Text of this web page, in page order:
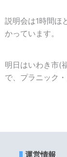
説明会は1時間ほ
かっています。
明日はいわき市(
で、プラニック
運営情報